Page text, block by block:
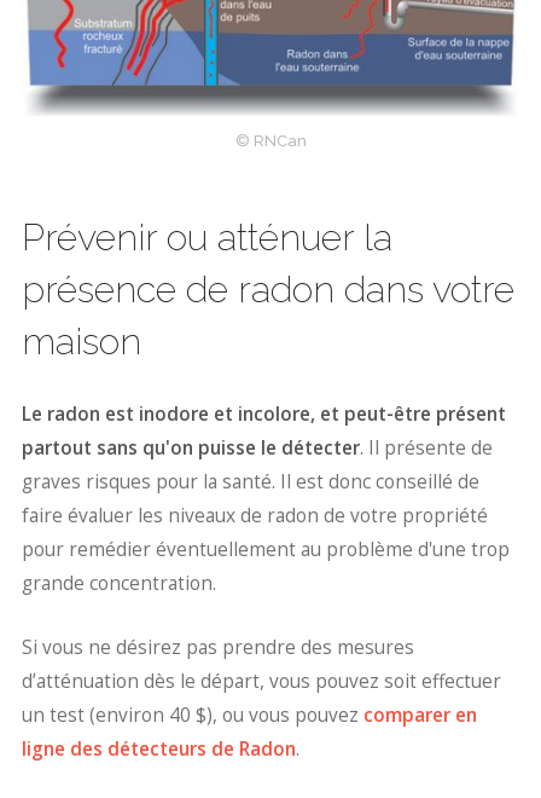
© RNCan
Prévenir ou atténuer la
présence de radon dans votre
maison
Le radon est inodore et incolore, et peut-être présent
partout sans qu'on puisse le détecter. Il présente de
graves risques pour la santé. Il est donc conseillé de
faire évaluer les niveaux de radon de votre propriété
pour remédier éventuellement au problème d'une trop
grande concentration.
Si vous ne désirez pas prendre des mesures
d’atténuation dès le départ, vous pouvez soit effectuer
un test (environ 40 $), ou vous pouvez comparer en
ligne des détecteurs de Radon.